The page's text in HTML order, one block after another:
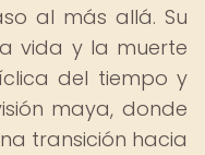
al más allá. Su
vida y la muerte
del tiempo y
maya, donde
transición hacia